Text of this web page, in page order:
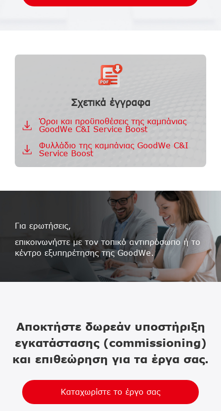
Σχετικά έγγραφα
Όροι και προϋποθέσεις της καμπάνιας
GoodWe C&I Service Boost
Φυλλάδιο της καμπάνιας GoodWe C&I
Service Boost
Για ερωτήσεις,
επικοινωνήστε με τον τοπικό αντιπρόσωπο ή το
κέντρο εξυπηρέτησης της GoodWe.
Αποκτήστε δωρεάν υποστήριξη
εγκατάστασης (commissioning)
και επιθεώρηση για τα έργα σας.
Καταχωρίστε το έργο σας